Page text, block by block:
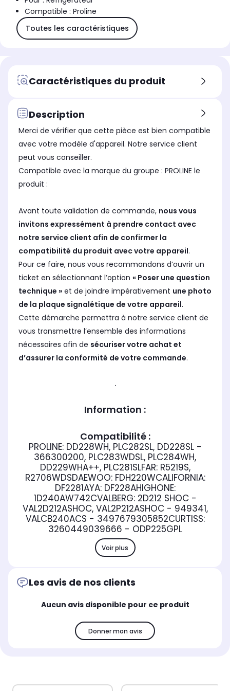
Compatible : Proline
Toutes les caractéristiques
Caractéristiques du produit
Description
Merci de vérifier que cette pièce est bien compatible
avec votre modèle d'appareil. Notre service client
peut vous conseiller.
Compatible avec la marque du groupe : PROLINE le
produit :
Avant toute validation de commande, nous vous
invitons expressément à prendre contact avec
notre service client afin de confirmer la
compatibilité du produit avec votre appareil.
Pour ce faire, nous vous recommandons d’ouvrir un
ticket en sélectionnant l’option « Poser une question
technique » et de joindre impérativement une photo
de la plaque signalétique de votre appareil.
Cette démarche permettra à notre service client de
vous transmettre l’ensemble des informations
nécessaires afin de sécuriser votre achat et
d’assurer la conformité de votre commande.
.
Information :
Compatibilité :
PROLINE: DD228WH, PLC282SL, DD228SL -
366300200, PLC283WDSL, PLC284WH,
DD229WHA++, PLC281SLFAR: R5219S,
R2706WDSDAEWOO: FDH220WCALIFORNIA:
DF2281AYA: DF228AHIGHONE:
1D240AW742CVALBERG: 2D212 SHOC -
VAL2D212ASHOC, VAL2P212ASHOC - 949341,
VALCB240ACS - 3497679305852CURTISS:
3260449039666 - ODP225GPL
Voir plus
Les avis de nos clients
Aucun avis disponible pour ce produit
Donner mon avis